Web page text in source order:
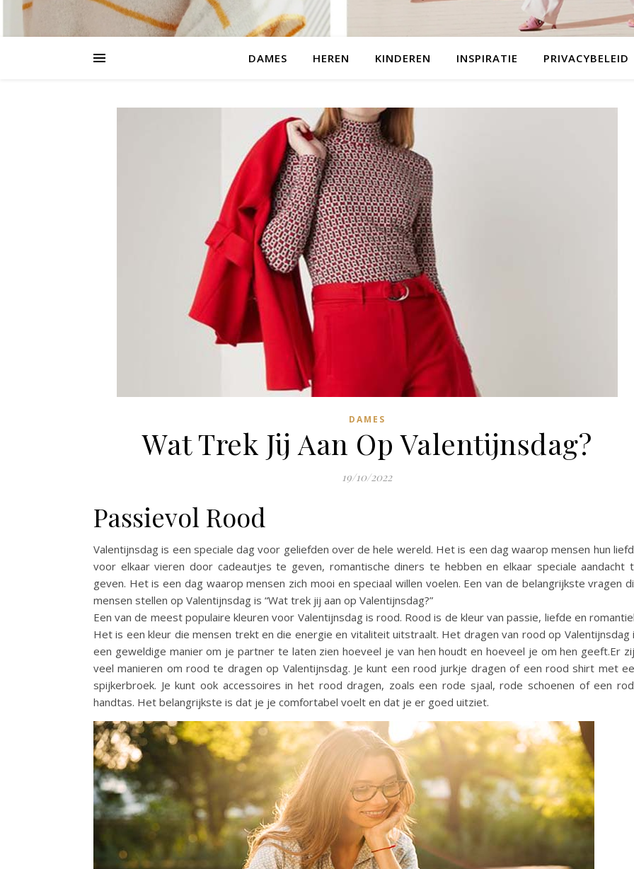
DAMES HEREN KINDEREN INSPIRATIE PRIVACYBELEID
DAMES
Wat Trek Jij Aan Op Valentijnsdag?
19/10/2022
Passievol Rood
Valentijnsdag is een speciale dag voor geliefden over de hele wereld. Het is een dag waarop mensen hun
voor elkaar vieren door cadeautjes te geven, romantische diners te hebben en elkaar speciale aandacht
geven. Het is een dag waarop mensen zich mooi en speciaal willen voelen. Een van de belangrijkste vragen
mensen stellen op Valentijnsdag is “Wat trek jij aan op Valentijnsdag?”
Een van de meest populaire kleuren voor Valentijnsdag is rood. Rood is de kleur van passie, liefde en
Het is een kleur die mensen trekt en die energie en vitaliteit uitstraalt. Het dragen van rood op Valentijnsdag
een geweldige manier om je partner te laten zien hoeveel je van hen houdt en hoeveel je om hen geeft.Er
veel manieren om rood te dragen op Valentijnsdag. Je kunt een rood jurkje dragen of een rood shirt met
spijkerbroek. Je kunt ook accessoires in het rood dragen, zoals een rode sjaal, rode schoenen of een
handtas. Het belangrijkste is dat je je comfortabel voelt en dat je er goed uitziet.